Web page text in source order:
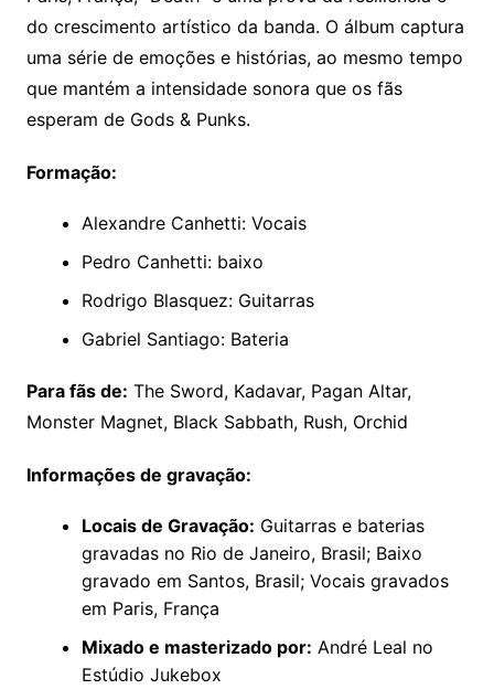
do crescimento artístico da banda. O álbum captura
uma série de emoções e histórias, ao mesmo tempo
que mantém a intensidade sonora que os fãs
esperam de Gods & Punks.
Formação:
Alexandre Canhetti: Vocais
Pedro Canhetti: baixo
Rodrigo Blasquez: Guitarras
Gabriel Santiago: Bateria
Para fãs de: The Sword, Kadavar, Pagan Altar,
Monster Magnet, Black Sabbath, Rush, Orchid
Informações de gravação:
Locais de Gravação: Guitarras e baterias
gravadas no Rio de Janeiro, Brasil; Baixo
gravado em Santos, Brasil; Vocais gravados
em Paris, França
Mixado e masterizado por: André Leal no
Estúdio Jukebox